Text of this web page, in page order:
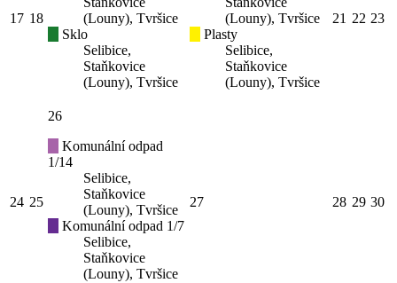
17 18
(Louny), Tvršice
Sklo
Selibice,
Staňkovice
(Louny), Tvršice
(Louny), Tvršice
Plasty
Selibice,
Staňkovice
(Louny), Tvršice
21 22 23
24 25
26
Komunální odpad
1/14
Selibice,
Staňkovice
(Louny), Tvršice
Komunální odpad 1/7
Selibice,
Staňkovice
(Louny), Tvršice
27 28 29 30